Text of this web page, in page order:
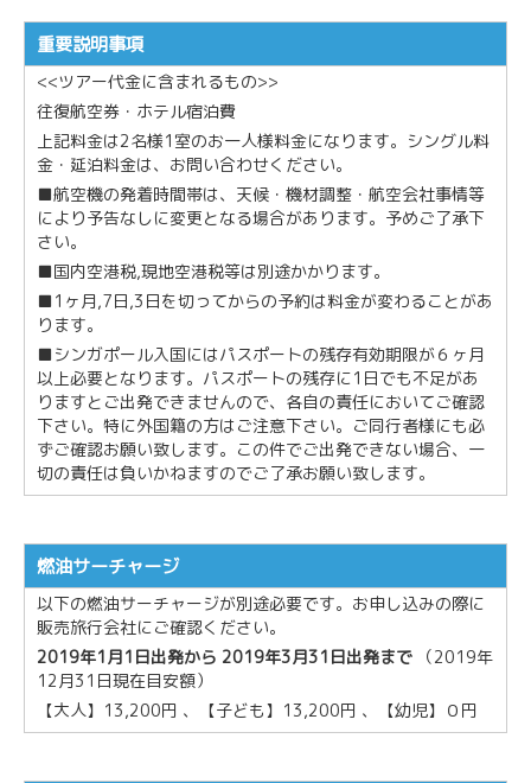
重要説明事項
<<ツアー代金に含まれるもの>>
往復航空券・ホテル宿泊費
上記料金は2名様1室のお一人様料金になります。シングル料
金・延泊料金は、お問い合わせください。
■航空機の発着時間帯は、天候・機材調整・航空会社事情等
により予告なしに変更となる場合があります。予めご了承下
さい。
■国内空港税,現地空港税等は別途かかります。
■1ヶ月,7日,3日を切ってからの予約は料金が変わることがあ
ります。
■シンガポール入国にはパスポートの残存有効期限が６ヶ月
以上必要となります。パスポートの残存に1日でも不足があ
りますとご出発できませんので、各自の責任においてご確認
下さい。特に外国籍の方はご注意下さい。ご同行者様にも必
ずご確認お願い致します。この件でご出発できない場合、一
切の責任は負いかねますのでご了承お願い致します。
燃油サーチャージ
以下の燃油サーチャージが別途必要です。お申し込みの際に
販売旅行会社にご確認ください。
2019年1月1 日出発から 2019年3月31 日出発まで
（2019年
12月31日現在目安額）
【大人】13,200円 、【子ども】13,200円 、【幼児】０円